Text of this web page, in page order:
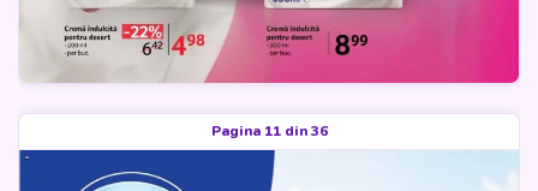
Pagina 11 din 36